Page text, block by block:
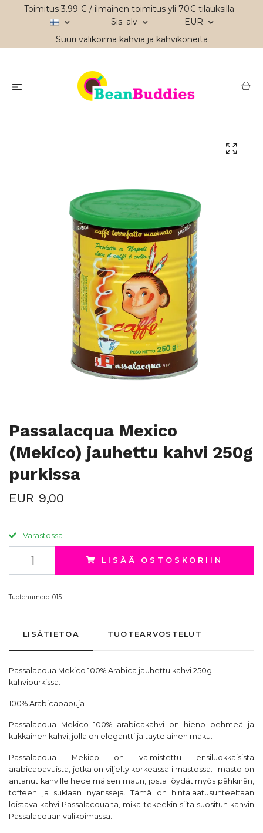
Toimitus 3.99 € / ilmainen toimitus yli 70€ tilauksilla
Sis. alv
EUR
Suuri valikoima kahvia ja kahvikoneita
Passalacqua Mexico
(Mekico) jauhettu kahvi 250g
purkissa
EUR 9,00
Varastossa
LISÄÄ OSTOSKORIIN
Tuotenumero: 015
LISÄTIETOA TUOTEARVOSTELUT
Passalacqua Mekico 100% Arabica jauhettu kahvi 250g
kahvipurkissa.
100% Arabicapapuja
Passalacqua Mekico 100% arabicakahvi on hieno pehmeä ja
kukkainen kahvi, jolla on elegantti ja täyteläinen maku.
Passalacqua Mekico on valmistettu ensiluokkaisista
arabicapavuista, jotka on viljelty korkeassa ilmastossa. Ilmasto on
antanut kahville hedelmäisen maun, josta löydät myös pähkinän,
toffeen ja suklaan nyansseja. Tämä on hintalaatusuhteeltaan
loistava kahvi Passalacqualta, mikä tekeekin siitä suositun kahvin
Passalacquan valikoimassa.